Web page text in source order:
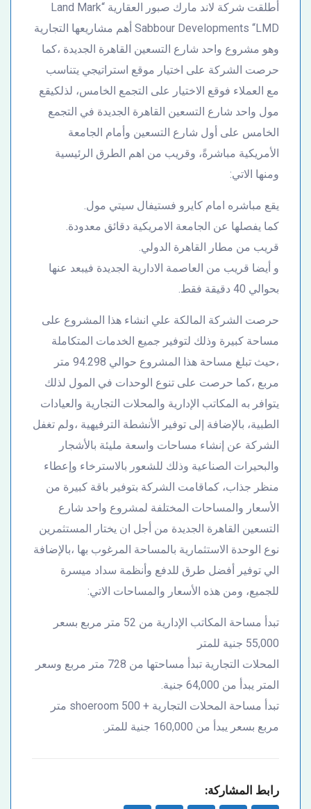
أطلقت شركة لاند مارك صبور العقارية “Land Mark
Sabbour Developments “LMD أهم مشاريعها التجارية
وهو مشروع واحد شارع التسعين القاهرة الجديدة ،كما
حرصت الشركة على اختيار موقع استراتيجي يتناسب
مع العملاء فوقع الاختيار على التجمع الخامس، لذلكيقع
مول واحد شارع التسعين القاهرة الجديدة في التجمع
الخامس على أول شارع التسعين وأمام الجامعة
الأمريكية مباشرةً، وقريب من اهم الطرق الرئيسية
ومنها الاتي:
يقع مباشره امام كايرو فستيفال سيتي مول.
كما يفصلها عن الجامعة الامريكية دقائق معدودة.
قريب من مطار القاهرة الدولي.
و أيضا قريب من العاصمة الادارية الجديدة فيبعد عنها
بحوالي 40 دقيقة فقط.
حرصت الشركة المالكة علي انشاء هذا المشروع على
مساحة كبيرة وذلك لتوفير جميع الخدمات المتكاملة
،حيث تبلغ مساحة هذا المشروع حوالي 94.298 متر
مربع ،كما حرصت على تنوع الوحدات في المول لذلك
يتوافر به المكاتب الإدارية والمحلات التجارية والعيادات
الطبية، بالإضافة إلى توفير الأنشطة الترفيهية ،ولم تغفل
الشركة عن إنشاء مساحات واسعة مليئة بالأشجار
والبحيرات الصناعية وذلك للشعور بالاسترخاء وإعطاء
منظر جذاب، كماقامت الشركة بتوفير باقة كبيرة من
الأسعار والمساحات المختلفة لمشروع واحد شارع
التسعين القاهرة الجديدة من أجل ان يختار المستثمرين
نوع الوحدة الاستثمارية بالمساحة المرغوب بها ،بالإضافة
الي توفير أفضل طرق للدفع وأنظمة سداد ميسرة
للجميع، ومن هذه الأسعار والمساحات الاتي:
تبدأ مساحة المكاتب الإدارية من 52 متر مربع بسعر
55,000 جنية للمتر
المحلات التجارية تبدأ مساحتها من 728 متر مربع وسعر
المتر يبدأ من 64,000 جنية.
تبدأ مساحة المحلات التجارية + shoeroom 500 متر
مربع بسعر يبدأ من 160,000 جنية للمتر.
رابط المشاركة: